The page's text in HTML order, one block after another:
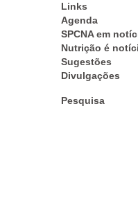
Links
Agenda
SPCNA em
Nutrição é
Sugestões
Divulgações
Pesquisa